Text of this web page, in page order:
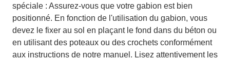
spéciale : Assurez-vous que votre gabion est bien
positionné. En fonction de l'utilisation du gabion, vous
devez le fixer au sol en plaçant le fond dans du béton ou
en utilisant des poteaux ou des crochets conformément
aux instructions de notre manuel. Lisez attentivement les